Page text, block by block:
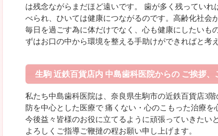
は残念ながらまだほど遠いです。 歯が多く残っていれ
べられ、ひいては健康につながるのです。高齢化社会
毎日を過ごす為に体だけでなく、心も健康にしたいも
ずはお口の中から環境を整える手助けができればと考
生駒 近鉄百貨店内 中島歯科医院からの ご挨拶、
私たち中島歯科医院は、奈良県生駒市の近鉄百貨店3階
防を中心とした医療で 痛くない・心のこもった治療を
今後益々皆様のお役に立てるように頑張っていきたい
よろしくご指導ご鞭撻の程お願い申し上げます。